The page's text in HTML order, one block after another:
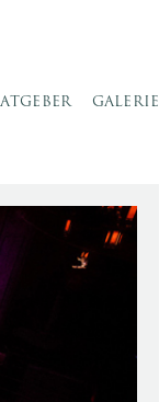
GALERIE